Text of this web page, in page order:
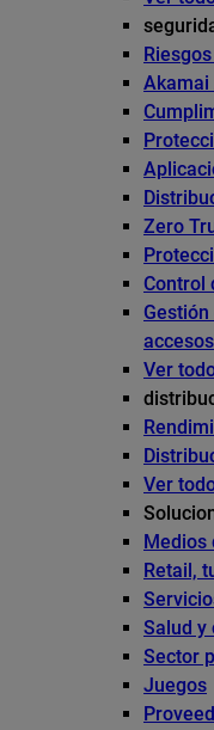
Akamai
Zero
Control
accesos
Ver
Ver
Retail,
Salud y
Sector
Juegos